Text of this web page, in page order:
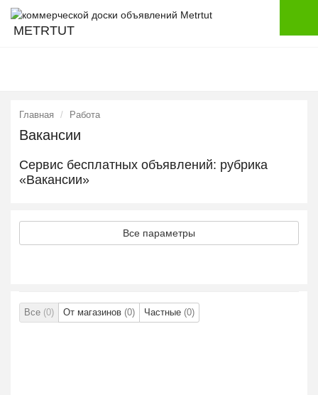
METRTUT
Главная Работа
Вакансии
Сервис бесплатных объявлений: рубрика
«Вакансии»
Все параметры
Все (0) От магазинов (0) Частные (0)